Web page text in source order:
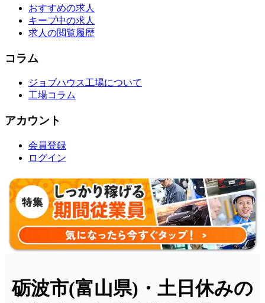
おすすめの求人
キープ中の求人
求人の閲覧履歴
コラム
ジョブハウス工場について
工場コラム
アカウント
会員登録
ログイン
砺波市(富山県)・土日休みの